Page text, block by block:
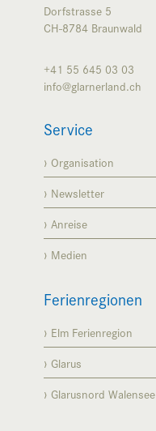
Dorfstrasse 5
CH-8784 Braunwald
+41 55 645 03 03
info@glarnerland.ch
Service
Organisation
Newsletter
Anreise
Medien
Ferienregionen
Elm Ferienregion
Glarus
Glarusnord Walensee